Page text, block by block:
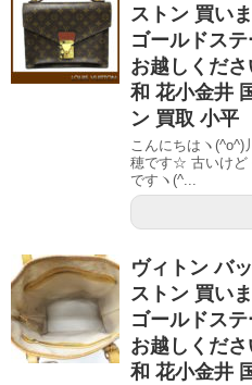
ストン 買い
ゴールドス
お越しくだ
和 花小金井
ン 買取 小平
こんにちはヽ
穂です☆ 古いけど
ですヽ(^...
ヴィトン バ
ストン 買い
ゴールドス
お越しくだ
和 花小金井